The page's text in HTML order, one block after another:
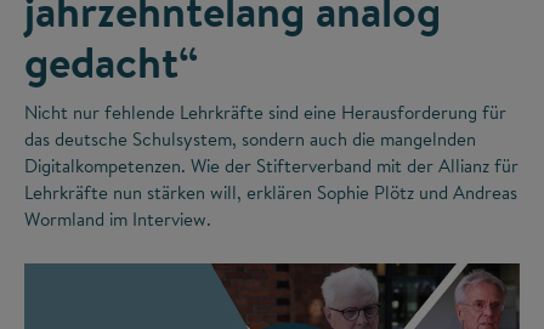
gedacht“
Nicht nur fehlende Lehrkräfte sind eine Herausforderung für
das deutsche Schulsystem, sondern auch die mangelnden
Digitalkompetenzen. Wie der Stifterverband mit der Allianz für
Lehrkräfte nun stärken will, erklären Sophie Plötz und Andreas
Wormland im Interview.